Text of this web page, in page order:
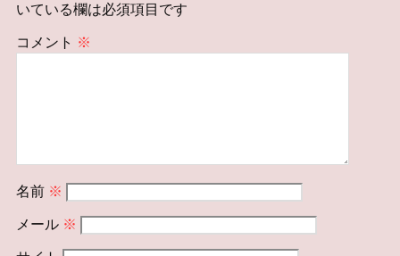
いている欄は必須項目です
コメント ※
名前 ※
メール ※